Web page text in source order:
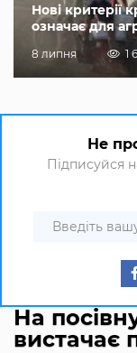
Нові критерії
означає для
8 липня 1
Не
Підписуйся
На
вистачає